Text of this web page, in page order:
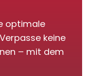
optimale
keine
– mit dem